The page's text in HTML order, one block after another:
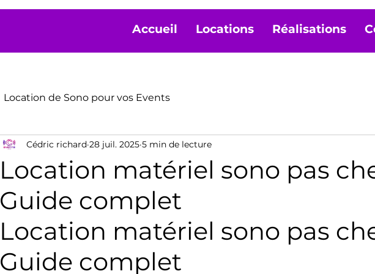
Accueil Locations Réalisations
Location de Sono pour vos Events
Location matériel sono pas
Guide complet
Cédric richard 28 juil. 2025 5 min de lecture
Location matériel sono pas
Guide complet